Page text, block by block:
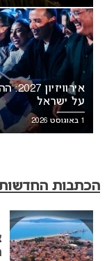
על ישראל
1 באוגוסט 2026
הכתבות החדשות